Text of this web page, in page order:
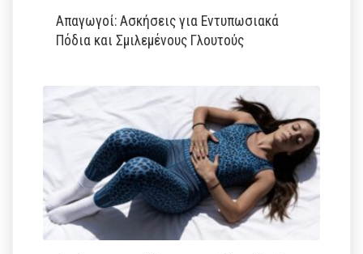
Απαγωγοί: Ασκήσεις για Εντυπωσιακά
Πόδια και Σμιλεμένους Γλουτούς